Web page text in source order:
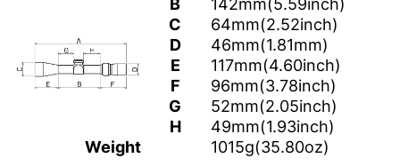
C
64mm(2.52inch)
D
46mm(1.81mm)
E
117mm(4.60inch)
F
96mm(3.78inch)
G
52mm(2.05inch)
H
49mm(1.93inch)
Weight
1015g(35.80oz)